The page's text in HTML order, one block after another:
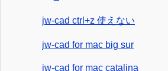
jw-cad ctrl+z 使えない
jw-cad for mac big sur
jw-cad for mac catalina